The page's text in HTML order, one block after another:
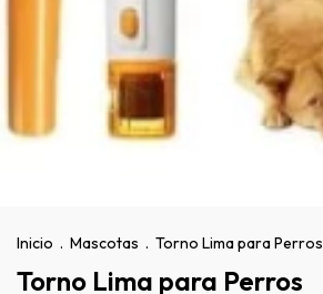
Inicio . Mascotas . Torno Lima para Perros
Torno Lima para Perros